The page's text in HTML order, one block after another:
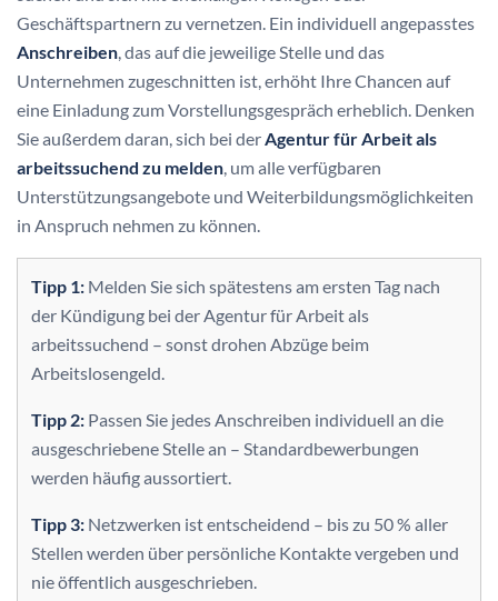
Geschäftspartnern zu vernetzen. Ein individuell angepasstes
Anschreiben, das auf die jeweilige Stelle und das
Unternehmen zugeschnitten ist, erhöht Ihre Chancen auf
eine Einladung zum Vorstellungsgespräch erheblich. Denken
Sie außerdem daran, sich bei derAgentur für Arbeit als
arbeitssuchend zu melden, um alle verfügbaren
Unterstützungsangebote und Weiterbildungsmöglichkeiten
in Anspruch nehmen zu können.
Tipp 1: Melden Sie sich spätestens am ersten Tag nach
der Kündigung bei der Agentur für Arbeit als
arbeitssuchend – sonst drohen Abzüge beim
Arbeitslosengeld.
Tipp 2: Passen Sie jedes Anschreiben individuell an die
ausgeschriebene Stelle an – Standardbewerbungen
werden häufig aussortiert.
Tipp 3: Netzwerken ist entscheidend – bis zu 50 % aller
Stellen werden über persönliche Kontakte vergeben und
nie öffentlich ausgeschrieben.